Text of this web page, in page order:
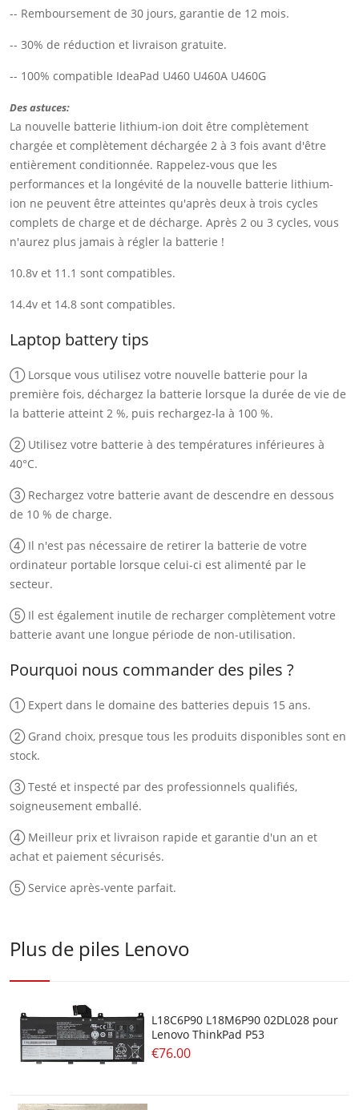
-- Remboursement de 30 jours, garantie de 12 mois.
-- 30% de réduction et livraison gratuite.
-- 100% compatible IdeaPad U460 U460A U460G
Des astuces:
La nouvelle batterie lithium-ion doit être complètement
chargée et complètement déchargée 2 à 3 fois avant d'être
entièrement conditionnée. Rappelez-vous que les
performances et la longévité de la nouvelle batterie lithium-
ion ne peuvent être atteintes qu'après deux à trois cycles
complets de charge et de décharge. Après 2 ou 3 cycles, vous
n'aurez plus jamais à régler la batterie !
10.8v et 11.1 sont compatibles.
14.4v et 14.8 sont compatibles.
Laptop battery tips
① Lorsque vous utilisez votre nouvelle batterie pour la
première fois, déchargez la batterie lorsque la durée de vie de
la batterie atteint 2 %, puis rechargez-la à 100 %.
② Utilisez votre batterie à des températures inférieures à
40°C.
③ Rechargez votre batterie avant de descendre en dessous
de 10 % de charge.
④ Il n'est pas nécessaire de retirer la batterie de votre
ordinateur portable lorsque celui-ci est alimenté par le
secteur.
⑤ Il est également inutile de recharger complètement votre
batterie avant une longue période de non-utilisation.
Pourquoi nous commander des piles ?
① Expert dans le domaine des batteries depuis 15 ans.
② Grand choix, presque tous les produits disponibles sont en
stock.
③ Testé et inspecté par des professionnels qualifiés,
soigneusement emballé.
④ Meilleur prix et livraison rapide et garantie d'un an et
achat et paiement sécurisés.
⑤ Service après-vente parfait.
Plus de piles Lenovo
L18C6P90 L18M6P90 02DL028 pour
Lenovo ThinkPad P53
€76.00